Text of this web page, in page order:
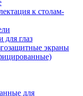
к столам-
глаз
экраны
для